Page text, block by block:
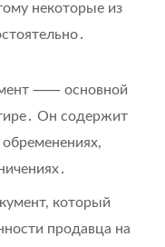
некоторые из
⸺ основной
Он содержит
который
продавца на